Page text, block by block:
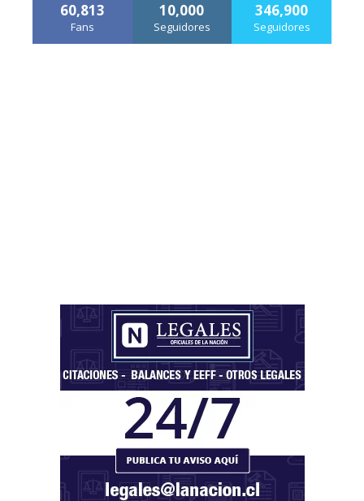
60,813
Fans
10,000
Seguidores
346,900
Seguidores